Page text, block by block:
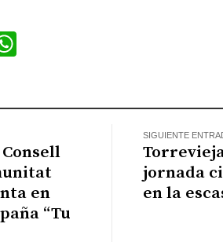
en
“Tu
SIGUIENTE
jornada
en la